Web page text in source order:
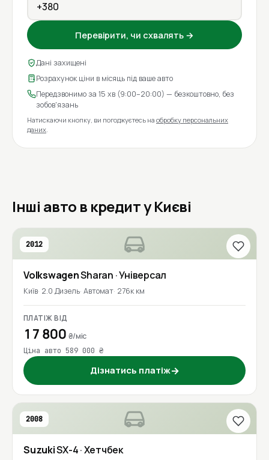
Перевірити, чи схвалять →
Дані захищені
Розрахунок ціни в місяць під ваше авто
Передзвонимо за 15 хв (9:00–20:00) — безкоштовно, без
зобов'язань
Натискаючи кнопку, ви погоджуєтесь на обробку персональних
даних.
Інші авто в кредит у Києві
2012
VolkswagenSharan · Універсал
Київ 2.0 Дизель Автомат 276к км
ПЛАТІЖ ВІД
17 800 ₴/міс
Ціна авто 589 000 ₴
Дізнатись платіж→
2008
SuzukiSX-4· Хетчбек